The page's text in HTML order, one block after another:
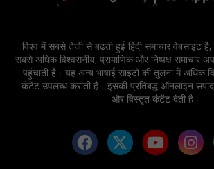
विश्व में सबसे तेजी से बढ़ती हुई हिंदी समाचार वेबसाइट है,
सबसे अधिक विश्वसनीय, प्रामाणिक और निष्पक्ष समाचार
पहुंचाती है। यह अन्य भाषाई साइटों की तुलना में अधिक
कंटेंट उपलब्ध कराती है। इसकी प्रतिबद्ध ऑनलाइन
और विस्तृत कंटेंट देती है।